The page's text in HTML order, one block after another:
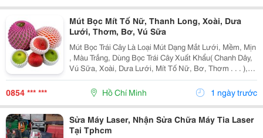
Mút Bọc Mít Tố Nữ, Thanh Long, Xoài, Dưa
Lưới, Thơm, Bơ, Vú Sữa
Mút Bọc Trái Cây Là Loại Mút Dạng Mắt Lưới, Mềm, Mịn
, Màu Trắng, Dùng Bọc Trái Cây Xuất Khẩu( Chanh Dây,
Vú Sữa, Xoài, Dưa Lưới, Mít Tố Nữ, Bơ, Thơm . . . ),
Đặc Biệt Có Loại Mút Một Đầu Lớn, Một Đầu Nhỏ Bọc
Trái Ổi Đài Loan Ngay Từ Khi Còn Nhỏ .
0854 *** *** Hồ Chí Minh 1 ngày trước
Sửa Máy Laser, Nhận Sửa Chữa Máy Tia Laser
Tại Tphcm